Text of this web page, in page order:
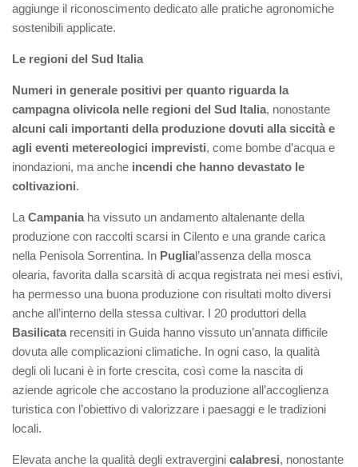
aggiunge il riconoscimento dedicato alle pratiche agronomiche
sostenibili applicate.
Le regioni del Sud Italia
Numeri in generale positivi per quanto riguarda la
campagna olivicola nelle regioni del Sud Italia, nonostante
alcuni cali importanti della produzione dovuti alla siccità e
agli eventi metereologici imprevisti, come bombe d’acqua e
inondazioni, ma anche incendi che hanno devastato le
coltivazioni.
La Campania ha vissuto un andamento altalenante della
produzione con raccolti scarsi in Cilento e una grande carica
nella Penisola Sorrentina. In Puglial’assenza della mosca
olearia, favorita dalla scarsità di acqua registrata nei mesi estivi,
ha permesso una buona produzione con risultati molto diversi
anche all’interno della stessa cultivar. I 20 produttori della
Basilicata recensiti in Guida hanno vissuto un’annata difficile
dovuta alle complicazioni climatiche. In ogni caso, la qualità
degli oli lucani è in forte crescita, così come la nascita di
aziende agricole che accostano la produzione all’accoglienza
turistica con l’obiettivo di valorizzare i paesaggi e le tradizioni
locali.
Elevata anche la qualità degli extravergini calabresi, nonostante